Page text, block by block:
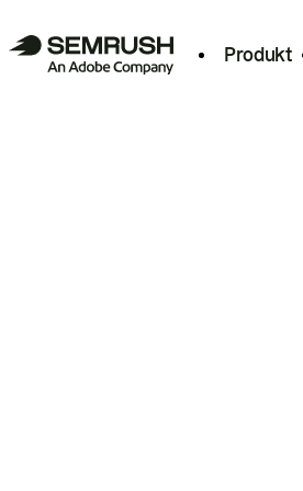
Produkt